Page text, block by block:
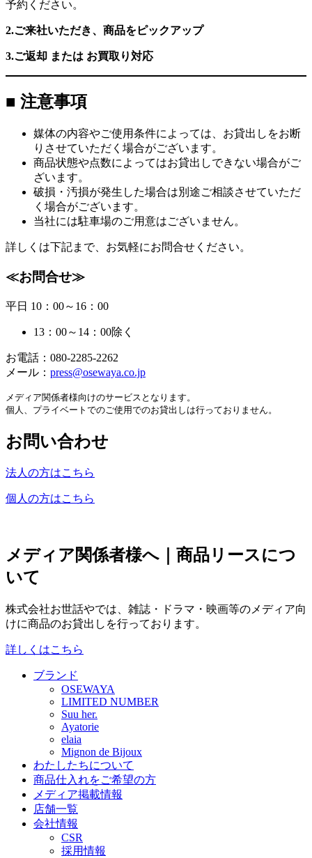
予約ください。
2.ご来社いただき、商品をピックアップ
3.ご返却 または お買取り対応
■ 注意事項
媒体の内容やご使用条件によっては、お貸出しをお断
りさせていただく場合がございます。
商品状態や点数によってはお貸出しできない場合がご
ざいます。
破損・汚損が発生した場合は別途ご相談させていただ
く場合がございます。
当社には駐車場のご用意はございません。
詳しくは下記まで、お気軽にお問合せください。
≪お問合せ≫
平日 10：00～16：00
13：00～14：00除く
お電話：080-2285-2262
メール： press@osewaya.co.jp
メディア関係者様向けのサービスとなります。
個人、プライベートでのご使用でのお貸出しは行っておりません。
お問い合わせ
法人の方はこちら
個人の方はこちら
メディア関係者様へ｜商品リースにつ
いて
株式会社お世話やでは、雑誌・ドラマ・映画等のメディア向
けに商品のお貸出しを行っております。
詳しくはこちら
ブランド
OSEWAYA
LIMITED NUMBER
Suu her.
Ayatorie
elaia
Mignon de Bijoux
わたしたちについて
商品仕入れをご希望の方
メディア掲載情報
店舗一覧
会社情報
CSR
採用情報